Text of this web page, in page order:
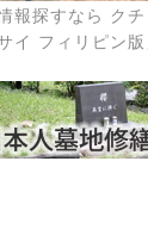
報探すなら ク
イ フィリピン版